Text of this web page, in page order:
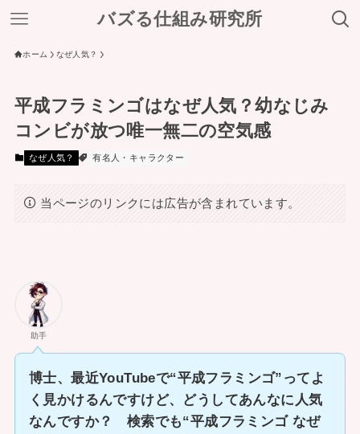
バズる仕組み研究所
ホーム なぜ人気？
平成フラミンゴはなぜ人気？幼なじみ
コンビが放つ唯一無二の空気感
なぜ人気？ 有名人・キャラクター
当ページのリンクには広告が含まれています。
助手
博士、最近YouTubeで“平成フラミンゴ”ってよ
く見かけるんですけど、どうしてあんなに人気
なんですか？ 検索でも“平成フラミンゴ なぜ